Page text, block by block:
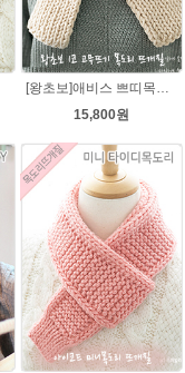
[왕초보]애비스 쁘띠목도리★발렌타인울 15코 DIY 목도리뜨개질
15,800원